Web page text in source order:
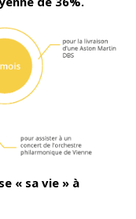
« sa vie » à